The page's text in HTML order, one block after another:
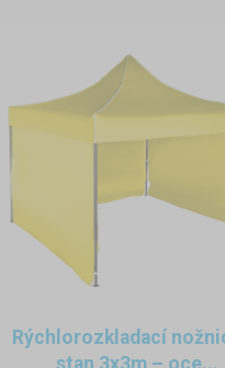
Rýchlorozkladací
stan 3x3m – oce...